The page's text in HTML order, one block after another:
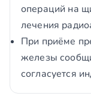
операций на
лечения
При приёме
железы
согласуется